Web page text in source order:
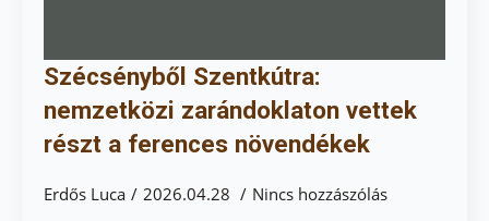
Szécsényből Szentkútra:
nemzetközi zarándoklaton vettek
részt a ferences növendékek
Erdős Luca 2026.04.28 Nincs hozzászólás